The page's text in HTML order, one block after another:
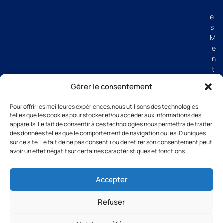
Gérer le consentement
Pour offrir les meilleures expériences, nous utilisons des technologies
telles que les cookies pour stocker et/ou accéder aux informations des
appareils. Le fait de consentir à ces technologies nous permettra de traiter
des données telles que le comportement de navigation ou les ID uniques
sur ce site. Le fait de ne pas consentir ou de retirer son consentement peut
avoir un effet négatif sur certaines caractéristiques et fonctions.
Accepter
Refuser
i
e
s
M
e
n
ti
g
e
G